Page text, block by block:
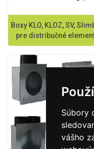
Súbory
vášho
Boxy KLO, KLOZ, SV,
pre distribučné